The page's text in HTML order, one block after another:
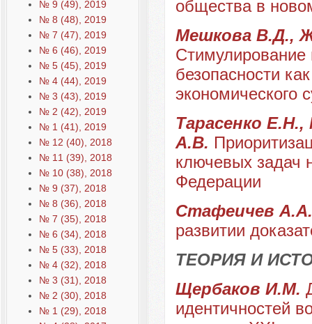
№ 9 (49), 2019
№ 8 (48), 2019
№ 7 (47), 2019
№ 6 (46), 2019
№ 5 (45), 2019
№ 4 (44), 2019
№ 3 (43), 2019
№ 2 (42), 2019
№ 1 (41), 2019
№ 12 (40), 2018
№ 11 (39), 2018
№ 10 (38), 2018
№ 9 (37), 2018
№ 8 (36), 2018
№ 7 (35), 2018
№ 6 (34), 2018
№ 5 (33), 2018
№ 4 (32), 2018
№ 3 (31), 2018
№ 2 (30), 2018
№ 1 (29), 2018
общества в
Мешкова В.Д.,
Стимулирование
безопасности
экономического
Тарасенко
А.В.
ключевых задач
Федерации
Стафеичев
развитии
ТЕОРИЯ И
Щербаков И.М.
идентичностей